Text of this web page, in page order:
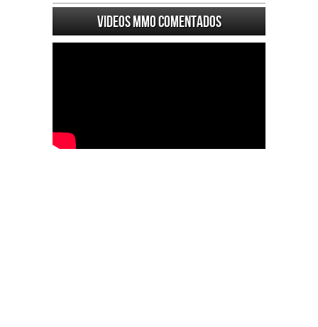
Videos MMO Comentados